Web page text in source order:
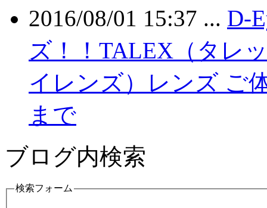
2016/08/01 15:37 ... D-
ズ！！TALEX（タレ
イレンズ）レンズ ご
まで
ブログ内検索
検索フォーム